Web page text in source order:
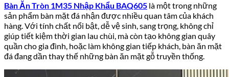
Bàn Ăn Tròn 1M35 Nhập Khẩu BAQ605 là một trong những
sản phẩm bàn mặt đá nhận được nhiều quan tâm của khách
hàng. Với tính chất nổi bật, dễ vệ sinh, sang trọng, không chỉ
giúp tiết kiệm thời gian lau chùi, mà còn tạo không gian quây
quần cho gia đình, hoặc làm không gian tiếp khách, bàn ăn mặt
đá đang dần thay thế những bàn ăn mặt gỗ truyền thống.